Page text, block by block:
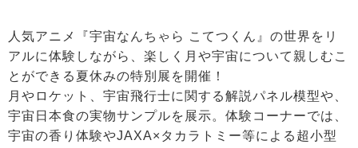
人気アニメ『宇宙なんちゃら こてつくん』の世界をリ
アルに体験しながら、楽しく月や宇宙について親しむこ
とができる夏休みの特別展を開催！
月やロケット、宇宙飛行士に関する解説パネル模型や、
宇宙日本食の実物サンプルを展示。体験コーナーでは、
宇宙の香り体験やJAXA×タカラトミー等による超小型